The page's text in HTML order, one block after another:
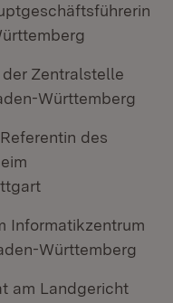
der Zentralstelle
Württemberg
des
Informatikzentrum
Württemberg
am Landgericht